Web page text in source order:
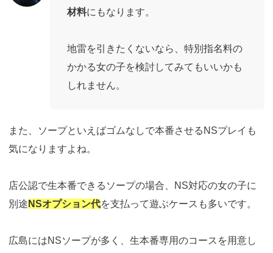
材料にもなります。
地雷を引きたくないなら、特別指名料の
かかる女の子を検討してみてもいいかも
しれません。
また、ソープといえばゴムなしで本番させるNSプレイも
気になりますよね。
店公認で生本番できるソープの場合、NS対応の女の子に
別途 NSオプション代を支払って遊ぶケースも多いです。
広島にはNSソープが多く、生本番専用のコースを用意し